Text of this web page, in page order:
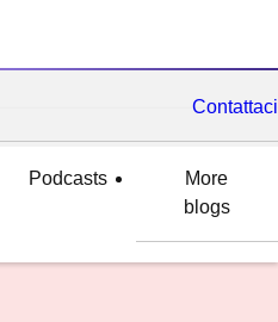
Contattaci
Podcasts
More
blogs